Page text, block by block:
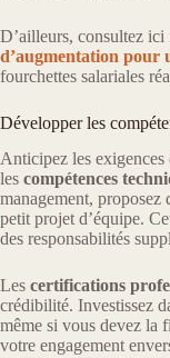
D’ailleurs, consultez
d’augmentation pour
fourchettes salariales
Développer les
Anticipez les exigences
les compétences
management, proposez
petit projet d’équipe.
des responsabilités
Les certifications
crédibilité. Investissez
même si vous devez la
votre engagement